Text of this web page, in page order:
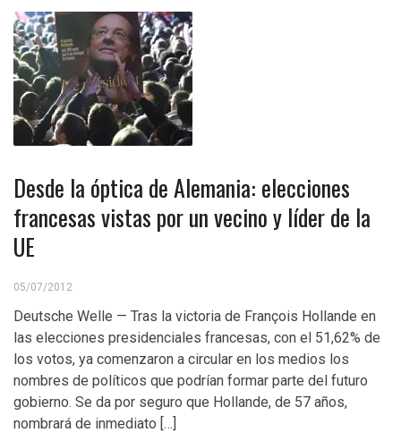
Desde la óptica de Alemania: elecciones
francesas vistas por un vecino y líder de la
UE
05/07/2012
Deutsche Welle — Tras la victoria de François Hollande en
las elecciones presidenciales francesas, con el 51,62% de
los votos, ya comenzaron a circular en los medios los
nombres de políticos que podrían formar parte del futuro
gobierno. Se da por seguro que Hollande, de 57 años,
nombrará de inmediato […]